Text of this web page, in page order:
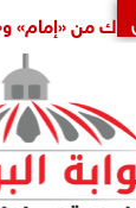
و«دراج»..